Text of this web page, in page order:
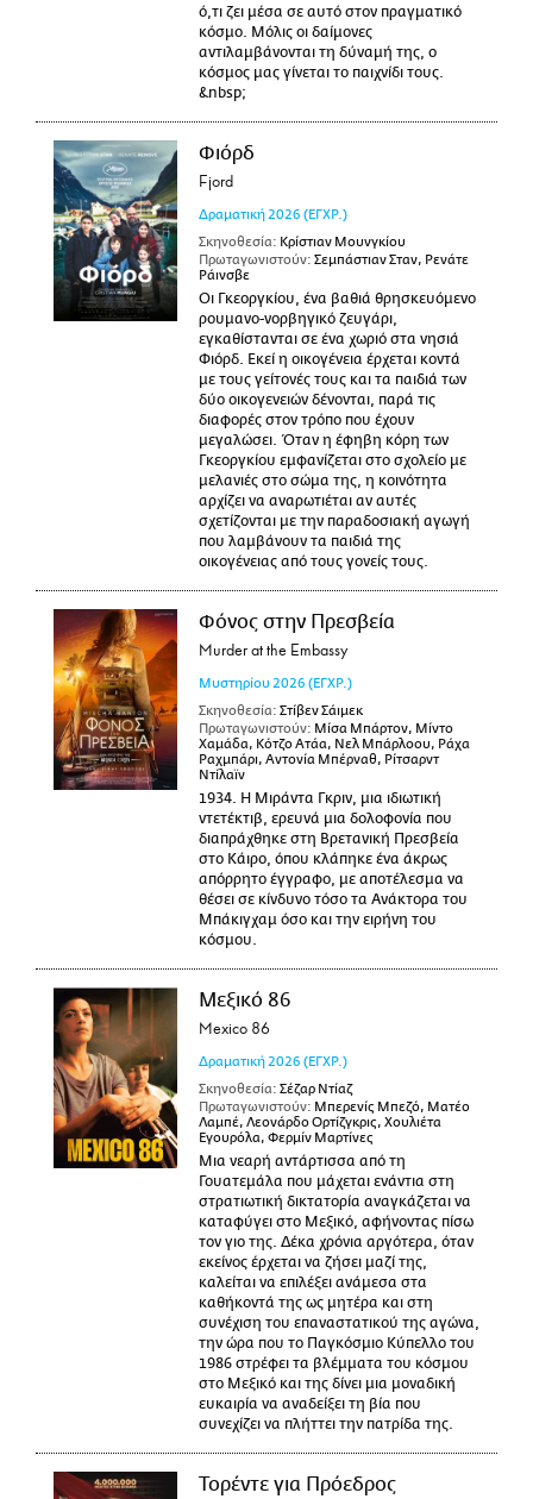
ό,τι ζει μέσα σε αυτό στον πραγματικό
κόσμο. Μόλις οι δαίμονες
αντιλαμβάνονται τη δύναμή της, ο
κόσμος μας γίνεται το παιχνίδι τους.
&nbsp;
Φιόρδ
Fjord
Δραματική 2026 (ΕΓΧΡ.)
Σκηνοθεσία: Κρίστιαν Μουνγκίου
Πρωταγωνιστούν: Σεμπάστιαν Σταν, Ρενάτε
Ράινσβε
Οι Γκεοργκίου, ένα βαθιά θρησκευόμενο
ρουμανο-νορβηγικό ζευγάρι,
εγκαθίστανται σε ένα χωριό στα νησιά
Φιόρδ. Εκεί η οικογένεια έρχεται κοντά
με τους γείτονές τους και τα παιδιά των
δύο οικογενειών δένονται, παρά τις
διαφορές στον τρόπο που έχουν
μεγαλώσει. Όταν η έφηβη κόρη των
Γκεοργκίου εμφανίζεται στο σχολείο με
μελανιές στο σώμα της, η κοινότητα
αρχίζει να αναρωτιέται αν αυτές
σχετίζονται με την παραδοσιακή αγωγή
που λαμβάνουν τα παιδιά της
οικογένειας από τους γονείς τους.
Φόνος στην Πρεσβεία
Murder at the Embassy
Μυστηρίου 2026 (ΕΓΧΡ.)
Σκηνοθεσία: Στίβεν Σάιμεκ
Πρωταγωνιστούν: Μίσα Μπάρτον, Μίντο
Χαμάδα, Κότζο Ατάα, Νελ Μπάρλοου, Ράχα
Ραχμπάρι, Αντονία Μπέρναθ, Ρίτσαρντ
Ντίλαϊν
1934. Η Μιράντα Γκριν, μια ιδιωτική
ντετέκτιβ, ερευνά μια δολοφονία που
διαπράχθηκε στη Βρετανική Πρεσβεία
στο Κάιρο, όπου κλάπηκε ένα άκρως
απόρρητο έγγραφο, με αποτέλεσμα να
θέσει σε κίνδυνο τόσο τα Ανάκτορα του
Μπάκιγχαμ όσο και την ειρήνη του
κόσμου.
Μεξικό 86
Mexico 86
Δραματική 2026 (ΕΓΧΡ.)
Σκηνοθεσία: Σέζαρ Ντίαζ
Πρωταγωνιστούν: Μπερενίς Μπεζό, Ματέο
Λαμπέ, Λεονάρδο Ορτίζγκρις, Χουλιέτα
Εγουρόλα, Φερμίν Μαρτίνες
Μια νεαρή αντάρτισσα από τη
Γουατεμάλα που μάχεται ενάντια στη
στρατιωτική δικτατορία αναγκάζεται να
καταφύγει στο Μεξικό, αφήνοντας πίσω
τον γιο της. Δέκα χρόνια αργότερα, όταν
εκείνος έρχεται να ζήσει μαζί της,
καλείται να επιλέξει ανάμεσα στα
καθήκοντά της ως μητέρα και στη
συνέχιση του επαναστατικού της αγώνα,
την ώρα που το Παγκόσμιο Κύπελλο του
1986 στρέφει τα βλέμματα του κόσμου
στο Μεξικό και της δίνει μια μοναδική
ευκαιρία να αναδείξει τη βία που
συνεχίζει να πλήττει την πατρίδα της.
Τορέντε για Πρόεδρος